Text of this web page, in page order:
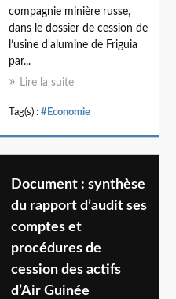
compagnie minière russe,
dans le dossier de cession de
l’usine d'alumine de Friguia
par...
Lire la suite
Tag(s) : #Economie
Document : synthèse
du rapport d’audit ses
comptes et
procédures de
cession des actifs
d’Air Guinée